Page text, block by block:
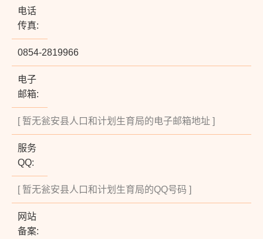
电话
传真:
0854-2819966
电子
邮箱:
[ 暂无瓮安县人口和计划生育局的电子邮箱地址 ]
服务
QQ:
[ 暂无瓮安县人口和计划生育局的QQ号码 ]
网站
备案: